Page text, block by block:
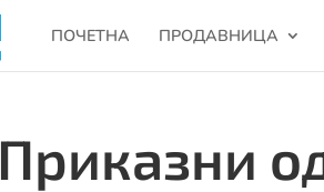
ПОЧЕТНА ПРОДАВНИЦА
Приказни